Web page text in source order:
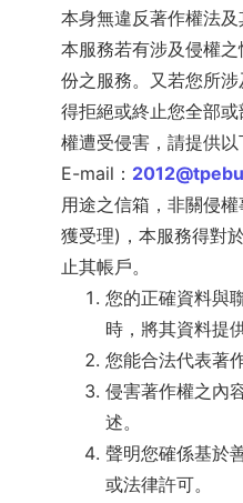
本身無違反著作權法
本服務若有涉及侵權
份之服務。又若您所
得拒絕或終止您全部
權遭受侵害，請提供
E-mail：
用途之信箱，非關侵
獲受理)，本服務得對
止其帳戶。
您的正確資料與
時，將其資料提
您能合法代表著
侵害著作權之內
述。
聲明您確係基於
或法律許可。